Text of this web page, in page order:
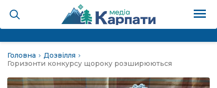
Головна
Дозвілля
Горизонти конкурсу щороку розширюються